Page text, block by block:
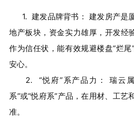
1. 建发品牌背书： 建发房产是
地产板块，资金实力雄厚，开发经
作为信任状，能有效规避楼盘“烂
安心。
2. “悦府”系产品力： 瑞云属
系”或“悦府系”产品，在用材、工艺
准。